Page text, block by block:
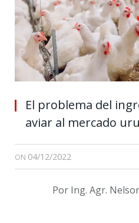
El problema del
aviar al mercado
ON 04/12/2022
Por Ing. Agr.